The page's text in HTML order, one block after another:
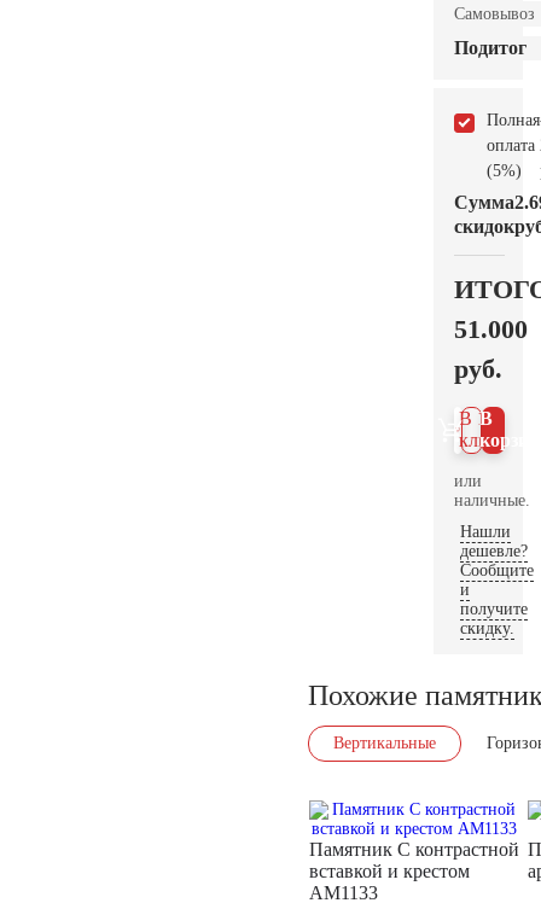
Самовывоз
Подитог
Полная
оплата
(5%)
Сумма
скидок
51.000
руб.
В
В 1
клик
или
наличные.
Нашли
дешевле?
Сообщите
и
получите
скидку.
Похожие
Вертикальные
Памятник С контрастной
вставкой и крестом
AM1133